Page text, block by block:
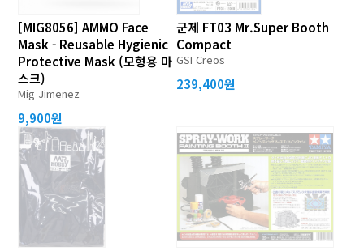
[MIG8056] AMMO Face
Mask - Reusable Hygienic
Protective Mask (모형용 마
스크)
Mig Jimenez
9,900원
군제 FT03 Mr.Super Booth
Compact
GSI Creos
239,400원